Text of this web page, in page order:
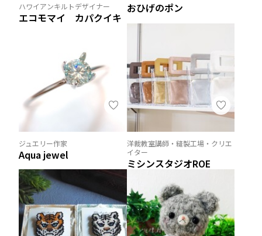
ハワイアンキルトデザイナー
エコモマイ カパクイキ
おひげのポン
ジュエリー作家
Aqua jewel
洋裁教室講師・縫製工場・クリエ
イター
ミシンスタジオROE